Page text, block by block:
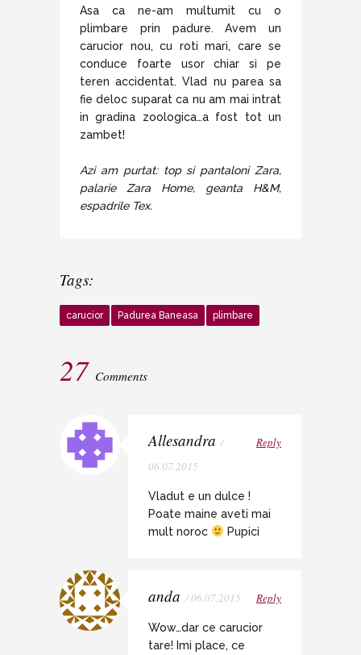
Asa ca ne-am multumit cu o
plimbare prin padure. Avem un
carucior nou, cu roti mari, care se
conduce foarte usor chiar si pe
teren accidentat. Vlad nu parea sa
fie deloc suparat ca nu am mai intrat
in gradina zoologica…a fost tot un
zambet!
Azi am purtat: top si pantaloni Zara,
palarie Zara Home, geanta H&M,
espadrile Tex.
Tags:
carucior Padurea Baneasa plimbare
27 Comments
Allesandra /
06.07.2015
Reply
Vladut e un dulce !
Poate maine aveti mai
mult noroc
Pupici
anda / 06.07.2015 Reply
Wow…dar ce carucior
tare! Imi place, ce